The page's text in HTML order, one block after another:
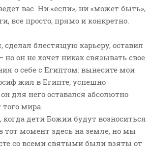
вас. Ни «если», ни «может быть»,
все просто, прямо и конкретно.
блестящую карьеру, оставил
он не хочет никак связывать свое
о себе с Египтом: вынесите мои
жил в Египте, успешно
для него оставался абсолютно
мира.
дети Божии будут возноситься
тот момент здесь на земле, но мы
со всеми святыми были взяты от